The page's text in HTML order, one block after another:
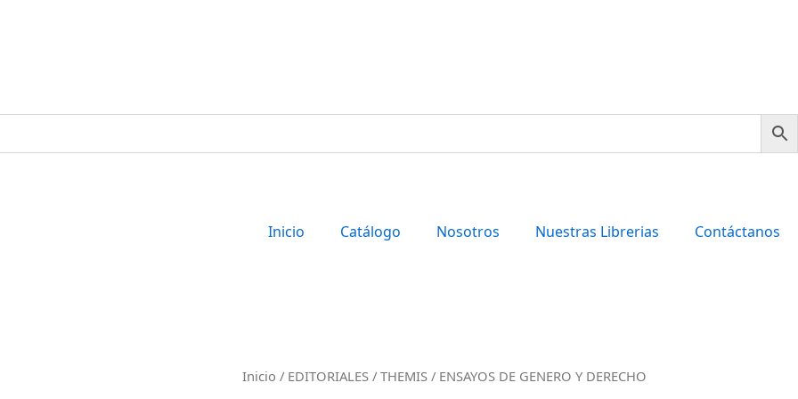
Inicio Catálogo Nosotros Nuestras Librerias Contáctanos
Inicio / EDITORIALES / THEMIS / ENSAYOS DE GENERO Y DERECHO
ENSAYOS